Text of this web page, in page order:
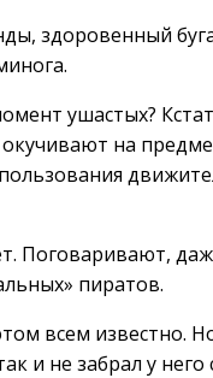
здоровенный
ушастых?
на
Поговаривают,
пиратов.
всем известно.
и не забрал у